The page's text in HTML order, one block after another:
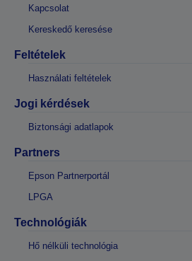
Kapcsolat
Kereskedő keresése
Feltételek
Használati feltételek
Jogi kérdések
Biztonsági adatlapok
Partners
Epson Partnerportál
LPGA
Technológiák
Hő nélküli technológia